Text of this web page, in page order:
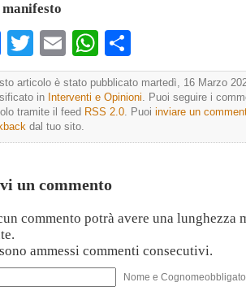
Facebook
TwitterEmailWhatsApp
articolo è stato pubblicato martedì, 16 Marzo
in Interventi e Opinioni. Puoi seguire i
tramite il feed RSS 2.0. Puoi inviare un
dal tuo sito.
un commento
commento potrà avere una lunghezza
ammessi commenti consecutivi.
Nome e